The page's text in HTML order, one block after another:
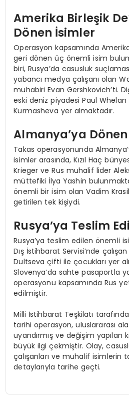
Amerika Birleşik
Dönen İsimler
Operasyon kapsamında
geri dönen üç önemli isim
biri, Rusya’da casusluk
yabancı medya çalışanı olan
muhabiri Evan Gershkovich’ti.
eski deniz piyadesi Paul
Kurmasheva yer almaktadır.
Almanya’ya
Takas operasyonunda
isimler arasında, Kızıl Haç
Krieger ve Rus muhalif lider
müttefiki İlya Yashin
önemli bir isim olan Vadim
getirilen tek kişiydi.
Rusya’ya Teslim
Rusya’ya teslim edilen önemli
Dış İstihbarat Servisi’nde
Dultseva çifti ile çocukları yer
Slovenya’da sahte pasaportla
operasyonu kapsamında Rus
edilmiştir.
Milli İstihbarat Teşkilatı
tarihi operasyon, uluslararası
uyandırmış ve değişim yapılan
büyük ilgi çekmiştir. Olay,
çalışanları ve muhalif isimlerin
detaylarıyla tarihe geçti.